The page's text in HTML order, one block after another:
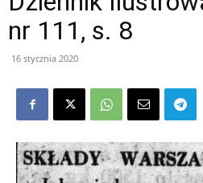
nr 111, s. 8
16 stycznia 2020